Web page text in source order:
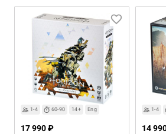
1-4 60-90 14+ Eng
17 990 ₽
1-4
14